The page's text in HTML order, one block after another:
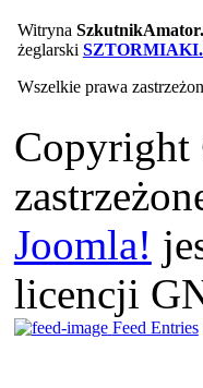
Witryna
żeglarski
Wszelkie prawa
Copyright
Joomla!
licencji
Feed Entries